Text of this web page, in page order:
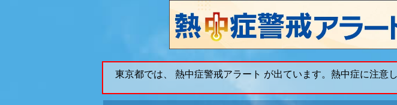
東京都では、 熱中症警戒アラート が出ています。熱中症に注意し